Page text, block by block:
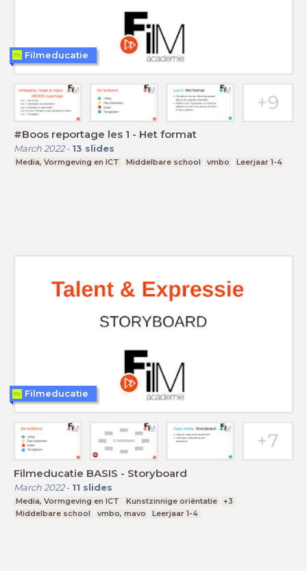
#Boos reportage les 1 - Het format
March 2022- 13 slides
Media, Vormgeving en ICT Middelbare school vmbo Leerjaar 1-4
Filmeducatie
Filmeducatie BASIS - Storyboard
March 2022- 11 slides
Media, Vormgeving en ICT Kunstzinnige oriëntatie
+3
Middelbare school
vmbo, mavo Leerjaar 1-4
Filmeducatie